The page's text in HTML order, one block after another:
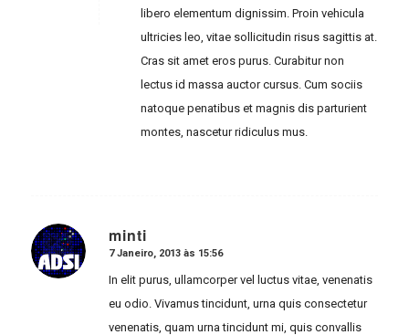
libero elementum dignissim. Proin vehicula
ultricies leo, vitae sollicitudin risus sagittis at.
Cras sit amet eros purus. Curabitur non
lectus id massa auctor cursus. Cum sociis
natoque penatibus et magnis dis parturient
montes, nascetur ridiculus mus.
minti
says:
7 Janeiro, 2013 às 15:56
In elit purus, ullamcorper vel luctus vitae, venenatis
eu odio. Vivamus tincidunt, urna quis consectetur
venenatis, quam urna tincidunt mi, quis convallis